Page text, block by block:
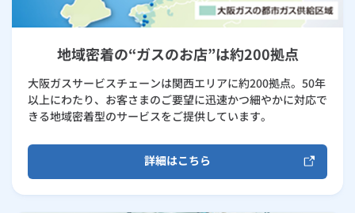
地域密着の“ガスのお店”は約200拠点
大阪ガスサービスチェーンは関西エリアに約200拠点。50年
以上にわたり、お客さまのご要望に迅速かつ細やかに対応で
きる地域密着型のサービスをご提供しています。
詳細はこちら